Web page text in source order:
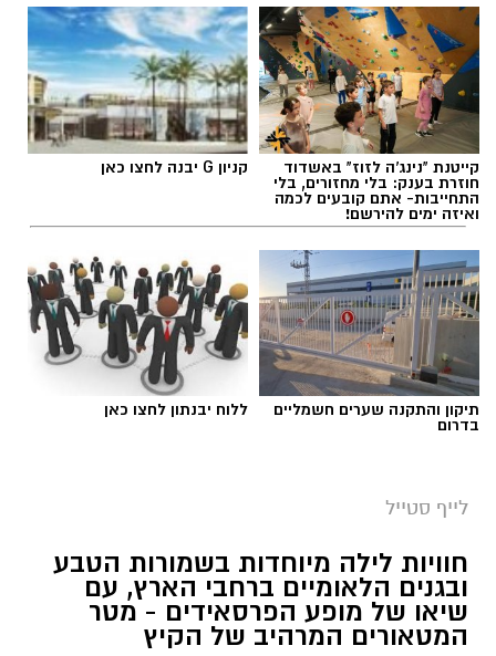
תגים:טיול
סיורי משפחות- צילום מיקה וולוב, אקואושן
במהלך הפעילות יכירו המשתתפים את הטבע
הייחודי של אזור שפך נחל אלכסנדר, את בעלי
החיים והצמחים המאפיינים אותו ואת המערכת
האקולוגית המקומית. בהמשך יגיעו למרכז החינוך
קייטנת "נינג'ה לזוז" באשדוד
חוזרת בענק: בלי מחזורים, בלי
התחייבות- אתם קובעים לכמה
ואיזה ימים להירשם!
קניון G יבנה לחצו כאן
תיקון והתקנה שערים חשמליים
בדרום
ללוח יבנתון לחצו כאן
לייף סטייל
חוויות לילה מיוחדות בשמורות הטבע
ובגנים הלאומיים ברחבי הארץ, עם
שיאו של מופע הפרסאידים - מטר
המטאורים המרהיב של הקיץ